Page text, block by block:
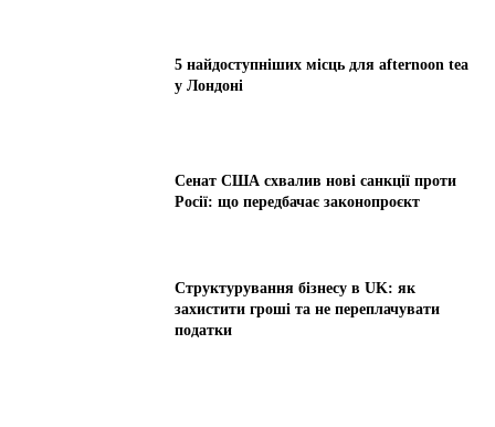
5 найдоступніших місць для afternoon tea
у Лондоні
Сенат США схвалив нові санкції проти
Росії: що передбачає законопроєкт
Структурування бізнесу в UK: як
захистити гроші та не переплачувати
податки